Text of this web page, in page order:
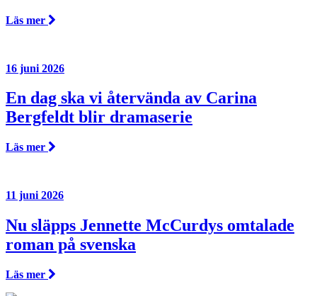
Läs mer
16 juni 2026
En dag ska vi återvända av Carina
Bergfeldt blir dramaserie
Läs mer
11 juni 2026
Nu släpps Jennette McCurdys omtalade
roman på svenska
Läs mer